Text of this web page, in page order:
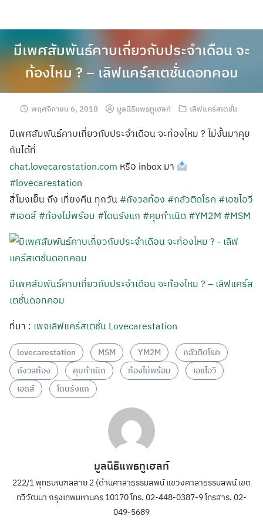
มีเพศสัมพันธ์คาบเกี่ยวกับประจำเดือน จะ
ท้องไหม ? – เลิฟแคร์สเตชั่นดอทคอม
พฤศจิกายน 6, 2018 มูลนิธิแพธทูเฮลท์ เลิฟแคร์สเตชั่น
มีเพศสัมพันธ์คาบเกี่ยวกับประจำเดือน จะท้องไหม ? ไม่งั้นมาคุย
กันได้ที่
chat.lovecarestation.com หรือ inbox มา
#lovecarestation
สี่โมงเย็น ถึง เที่ยงคืน ทุกวัน #กังวลท้อง #กลัวติดโรค #เอชไอวี
#เอดส์ #ท้องไม่พร้อม #โดนรังแก #คุมกำเนิด #YM2M #MSM
มีเพศสัมพันธ์คาบเกี่ยวกับประจำเดือน จะท้องไหม ? – เลิฟแคร์ส
เตชั่นดอทคอม
ที่มา : เพจเลิฟแคร์สเตชั่น Lovecarestation
lovecarestation MSM YM2M
กลัวติดโรค
กังวลท้อง
คุมกำเนิด ท้องไม่พร้อม
เอชไอวี
เอดส์
โดนรังแก
มูลนิธิแพธทูเฮลท์
222/1 พุทธมณฑลสาย 2 (ด้านศาลาธรรมสพน์ แขวงศาลาธรรมสพน์ เขต
ทวีวัฒนา กรุงเทพมหานคร 10170 โทร. 02-448-0387-9 โทรสาร. 02-
049-5689